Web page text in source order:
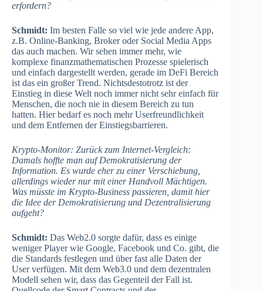
erfordern?
Schmidt: Im besten Falle so viel wie jede andere App,
z.B. Online-Banking, Broker oder Social Media Apps
das auch machen. Wir sehen immer mehr, wie
komplexe finanzmathematischen Prozesse spielerisch
und einfach dargestellt werden, gerade im DeFi Bereich
ist das ein großer Trend. Nichtsdestotrotz ist der
Einstieg in diese Welt noch immer nicht sehr einfach für
Menschen, die noch nie in diesem Bereich zu tun
hatten. Hier bedarf es noch mehr Userfreundlichkeit
und dem Entfernen der Einstiegsbarrieren.
Krypto-Monitor: Zurück zum Internet-Vergleich:
Damals hoffte man auf Demokratisierung der
Information. Es wurde eher zu einer Verschiebung,
allerdings wieder nur mit einer Handvoll Mächtigen.
Was müsste im Krypto-Business passieren, damit hier
die Idee der Demokratisierung und Dezentralisierung
aufgeht?
Schmidt: Das Web2.0 sorgte dafür, dass es einige
weniger Player wie Google, Facebook und Co. gibt, die
die Standards festlegen und über fast alle Daten der
User verfügen. Mit dem Web3.0 und dem dezentralen
Modell sehen wir, dass das Gegenteil der Fall ist.